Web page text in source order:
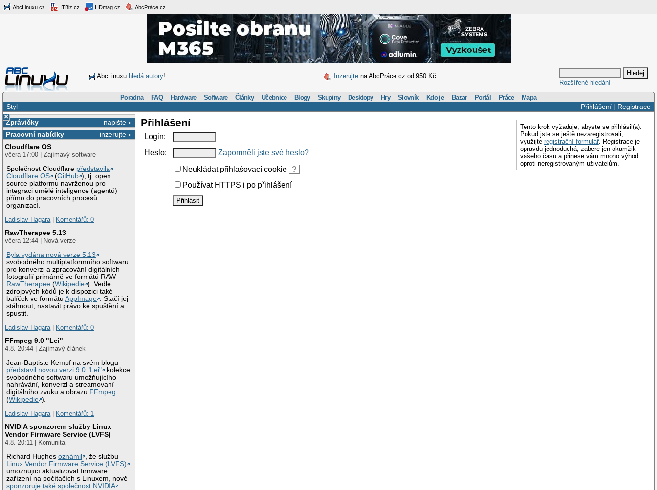
AbcLinuxu.cz ITBiz.cz HDmag.cz AbcPráce.cz
AbcLinuxu hledá autory! Inzerujte na AbcPráce.cz od 950 Kč
Rozšířené hledání
Poradna FAQ Hardware Software Články Učebnice Blogy Skupiny Desktopy Hry Slovník Kdo je Bazar Portál Práce Mapa
Přihlášení| Registrace
Styl
×
napište »
Zprávičky
inzerujte »
Pracovní nabídky
Cloudflare OS
včera 17:00 | Zajímavý software
Společnost Cloudflare představila
Cloudflare OS
(GitHub ), tj. open
source platformu navrženou pro
integraci umělé inteligence (agentů)
přímo do pracovních procesů
organizací.
Ladislav Hagara| Komentářů: 0
RawTherapee 5.13
včera 12:44 | Nová verze
Byla vydána nová verze 5.13
svobodného multiplatformního softwaru
pro konverzi a zpracování digitálních
fotografií primárně ve formátů RAW
RawTherapee (Wikipedie ). Vedle
zdrojových kódů je k dispozici také
balíček ve formátuAppImage
. Stačí jej
stáhnout, nastavit právo ke spuštění a
spustit.
Ladislav Hagara| Komentářů: 0
FFmpeg 9.0 "Lei"
4.8. 20:44 | Zajímavý článek
Jean-Baptiste Kempf na svém blogu
představil novou verzi 9.0 "Lei"
kolekce
svobodného softwaru umožňujícího
nahrávání, konverzi a streamovaní
digitálního zvuku a obrazu FFmpeg
(Wikipedie ).
Ladislav Hagara| Komentářů: 1
NVIDIA sponzorem služby Linux
Vendor Firmware Service (LVFS)
4.8. 20:11 | Komunita
Richard Hughesoznámil
, že službu
Linux Vendor Firmware Service (LVFS)
umožňující aktualizovat firmware
zařízení na počítačích s Linuxem, nově
sponzoruje také společnost NVIDIA
Tento krok vyžaduje, abyste se přihlásil(a).
Pokud jste se ještě nezaregistrovali,
využijte registrační formulář. Registrace je
opravdu jednoduchá, zabere jen okamžik
vašeho času a přinese vám mnoho výhod
oproti neregistrovaným uživatelům.
Přihlášení
Login:
Heslo:
Zapomněli jste své heslo?
Neukládat přihlašovací cookie
?
Používat HTTPS i po přihlášení